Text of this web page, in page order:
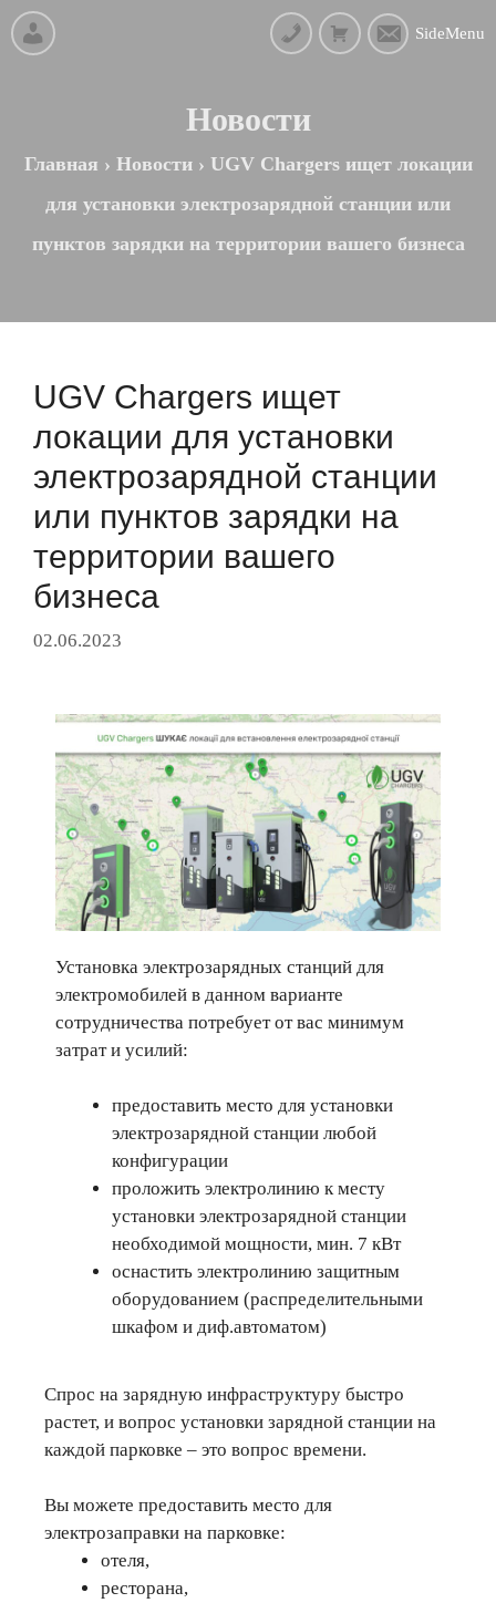
SideMenu
Новости
Главная › Новости› UGV Chargers ищет локации
для установки электрозарядной станции или
пунктов зарядки на территории вашего бизнеса
UGV Chargers ищет
локации для установки
электрозарядной станции
или пунктов зарядки на
территории вашего
бизнеса
02.06.2023
Установка электрозарядных станций для
электромобилей в данном варианте
сотрудничества потребует от вас минимум
затрат и усилий:
предоставить место для установки
электрозарядной станции любой
конфигурации
проложить электролинию к месту
установки электрозарядной станции
необходимой мощности, мин. 7 кВт
оснастить электролинию защитным
оборудованием (распределительными
шкафом и диф.автоматом)
Спрос на зарядную инфраструктуру быстро
растет, и вопрос установки зарядной станции на
каждой парковке – это вопрос времени.
Вы можете предоставить место для
электрозаправки на парковке:
отеля,
ресторана,